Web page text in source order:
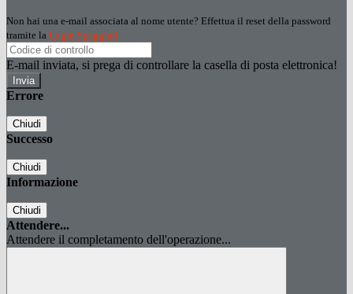
Non hai una e-mail associata al nome utente? Effettua il reset della password
tramite la Login Spaggiari
E-mail inviata, si prega di controllare la casella di posta elettronica!
Errore
Chiudi
Successo
Chiudi
Informazione
Chiudi
Attendere...
Attendere il completamento dell'operazione...